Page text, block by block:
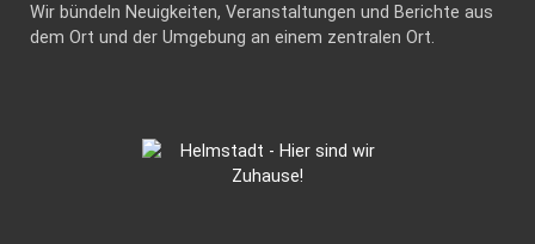
Wir bündeln Neuigkeiten, Veranstaltungen und Berichte aus
dem Ort und der Umgebung an einem zentralen Ort.